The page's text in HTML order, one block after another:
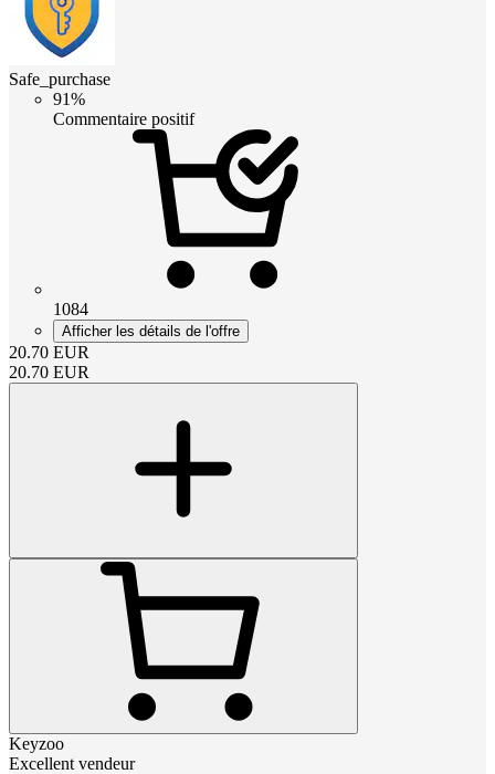
Safe_purchase
91%
Commentaire positif
1084
Afficher les détails de l'offre
20.70 EUR
20.70 EUR
Keyzoo
Excellent vendeur